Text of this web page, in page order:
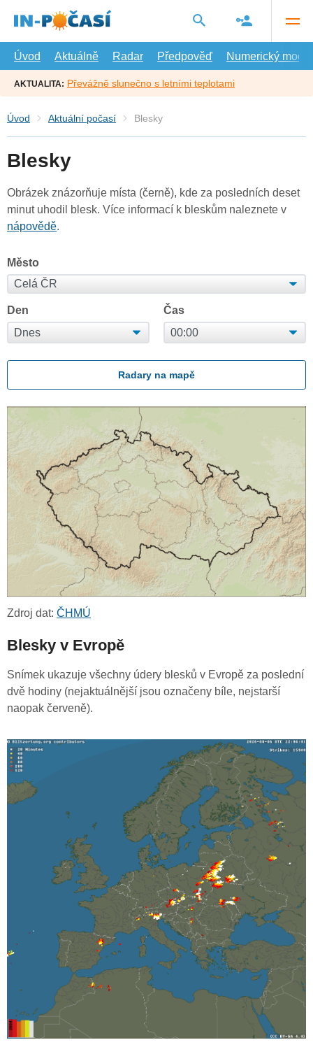
hlavní
Úvod
Aktuálně Radar Předpověď Numerický model
AKTUALITA: Převážně slunečno s letními teplotami
Úvod Aktuální počasí Blesky
Blesky
Obrázek znázorňuje místa (černě), kde za posledních deset
minut uhodil blesk. Více informací k bleskům naleznete v
nápovědě.
Město
Den Čas
Radary na mapě
Zdroj dat: ČHMÚ
Blesky v Evropě
Snímek ukazuje všechny údery blesků v Evropě za poslední
dvě hodiny (nejaktuálnější jsou označeny bíle, nejstarší
naopak červeně).